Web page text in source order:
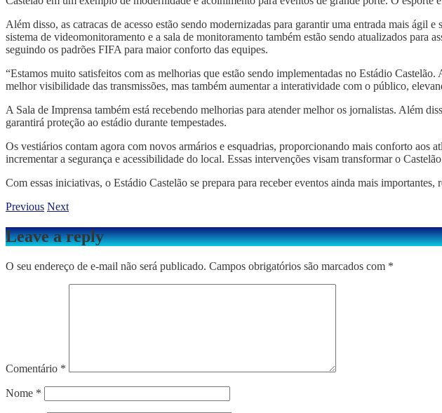
Além disso, as catracas de acesso estão sendo modernizadas para garantir uma entrada mais ágil
sistema de videomonitoramento e a sala de monitoramento também estão sendo atualizados para
seguindo os padrões FIFA para maior conforto das equipes.
“Estamos muito satisfeitos com as melhorias que estão sendo implementadas no Estádio
melhor visibilidade das transmissões, mas também aumentar a interatividade com o público,
A Sala de Imprensa também está recebendo melhorias para atender melhor os jornalistas. Além
garantirá proteção ao estádio durante tempestades.
Os vestiários contam agora com novos armários e esquadrias, proporcionando mais conforto aos
incrementar a segurança e acessibilidade do local. Essas intervenções visam transformar o
Com essas iniciativas, o Estádio Castelão se prepara para receber eventos ainda mais
Previous Next
Leave a reply
O seu endereço de e-mail não será publicado. Campos obrigatórios são marcados com *
Comentário *
Nome *